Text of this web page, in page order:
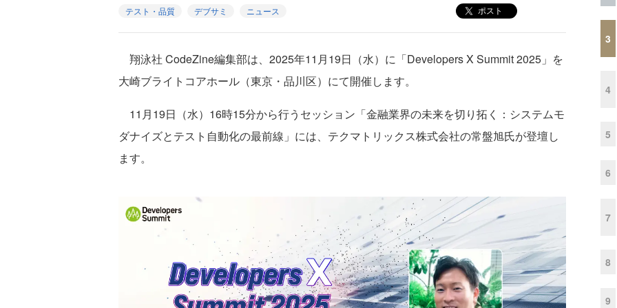
テスト・品質 デブサミ ニュース ポスト
翔泳社 CodeZine編集部は、2025年11月19日（水）に「Developers X Summit 2025」を
大崎ブライトコアホール（東京・品川区）にて開催します。
11月19日（水）16時15分から行うセッション「金融業界の未来を切り拓く：システムモ
ダナイズとテスト自動化の最前線」には、テクマトリックス株式会社の常盤旭氏が登壇し
ます。
3
4
5
6
7
8
9